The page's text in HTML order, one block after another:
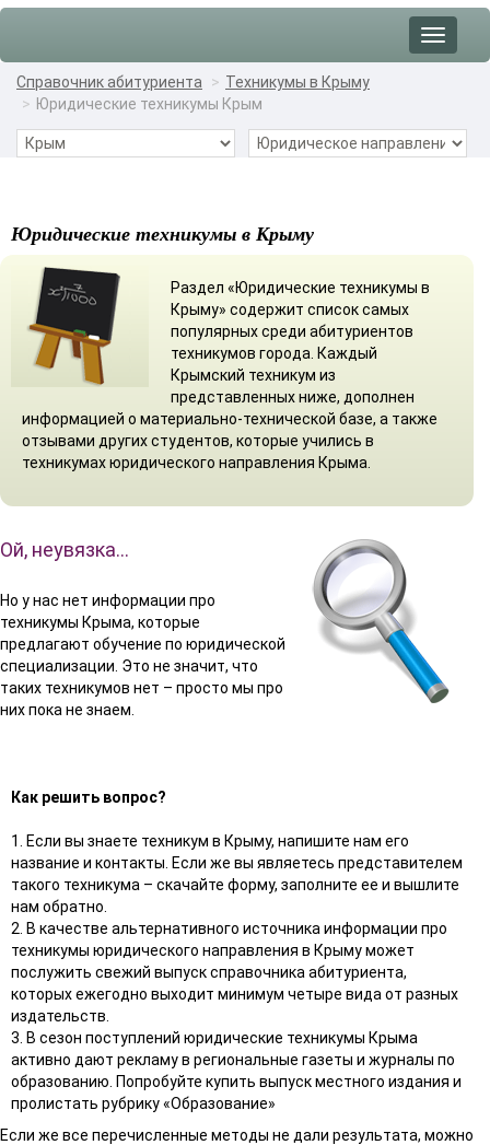
Toggle
Справочник абитуриента
Техникумы в Крыму
Юридические техникумы Крым
Юридические техникумы в Крыму
Раздел «Юридические техникумы в
Крыму» содержит список самых
популярных среди абитуриентов
техникумов города. Каждый
Крымский техникум из
представленных ниже, дополнен
информацией о материально-технической базе, а также
отзывами других студентов, которые учились в
техникумах юридического направления Крыма.
Ой, неувязка…
Но у нас нет информации про
техникумы Крыма, которые
предлагают обучение по юридической
специализации. Это не значит, что
таких техникумов нет – просто мы про
них пока не знаем.
Как решить вопрос?
1. Если вы знаете техникум в Крыму, напишите нам его
название и контакты. Если же вы являетесь представителем
такого техникума – скачайте форму, заполните ее и вышлите
нам обратно.
2. В качестве альтернативного источника информации про
техникумы юридического направления в Крыму может
послужить свежий выпуск справочника абитуриента,
которых ежегодно выходит минимум четыре вида от разных
издательств.
3. В сезон поступлений юридические техникумы Крыма
активно дают рекламу в региональные газеты и журналы по
образованию. Попробуйте купить выпуск местного издания и
пролистать рубрику «Образование»
Если же все перечисленные методы не дали результата, можно